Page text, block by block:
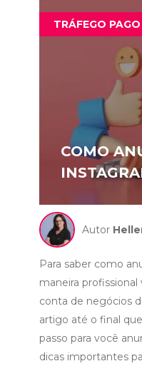
TRÁFEGO PAGO
COMO
Autor
Para saber como
maneira
conta de negócios
artigo até o final
passo para você
dicas importantes